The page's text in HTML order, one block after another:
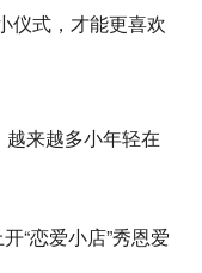
仪式，才能更喜欢
来越多小年轻在